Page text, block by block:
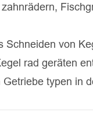
Schneiden von
rad geräten
typen in